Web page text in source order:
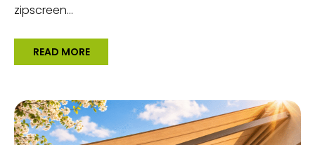
zipscreen...
READ MORE